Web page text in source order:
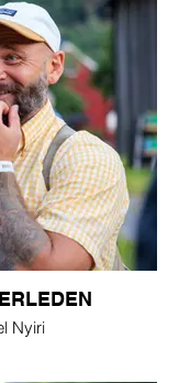
Nyiri